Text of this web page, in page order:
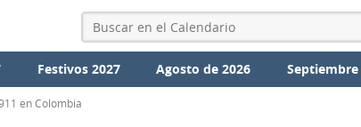
Festivos 2027 Agosto de 2026 Septiembre
en Colombia